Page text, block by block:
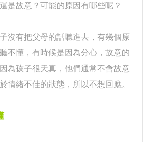
是故意？可能的原因有哪些呢？
沒有把父母的話聽進去，有幾個原
不懂，有時候是因為分心，故意的
為孩子很天真，他們通常不會故意
情緒不佳的狀態，所以不想回應。